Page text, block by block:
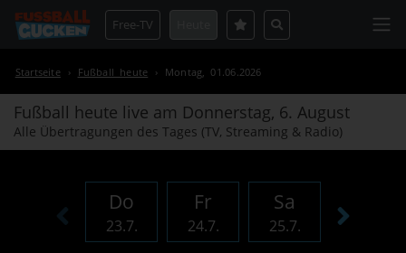
Free-TV
Startseite › Fußball heute › Montag, 01.06.2026
Fußball heute live am Donnerstag, 6. August
Alle Übertragungen des Tages (TV, Streaming & Radio)
Do
23.7.
Fr
24.7.
Sa
25.7.